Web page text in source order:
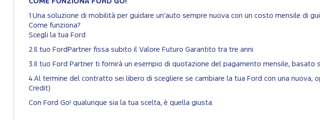
COME FUNZIONA FORD GO!
1.Una soluzione di mobilità per guidare un’auto sempre nuova con un costo mensile di
Come funziona?
Scegli la tua Ford
2.Il tuo FordPartner fissa subito il Valore Futuro Garantito tra tre anni
3.Il tuo Ford Partner ti fornirà un esempio di quotazione del pagamento mensile, basato
4.Al termine del contratto sei libero di scegliere se cambiare la tua Ford con una nuova,
Credit)
Con Ford Go! qualunque sia la tua scelta, è quella giusta.